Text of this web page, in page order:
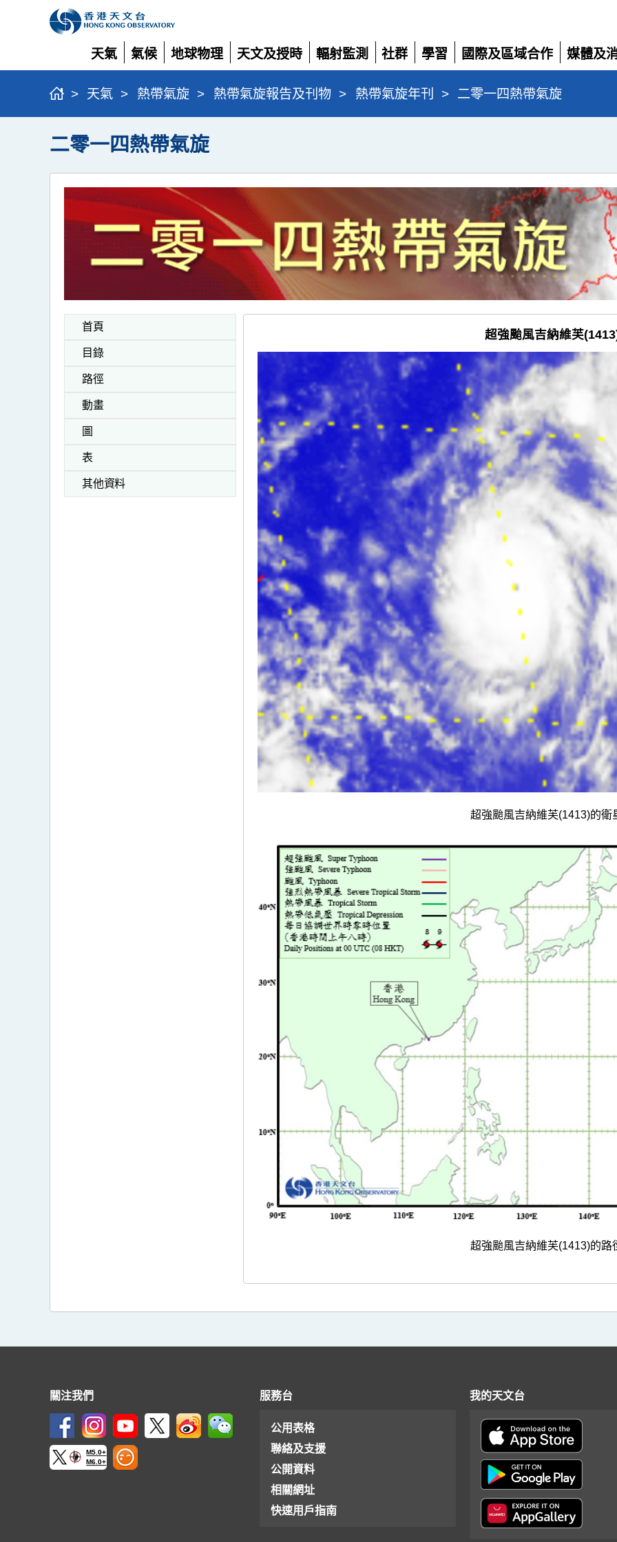
天氣
展
開
氣候
展
開
地球物理
展
開
天文及授時
展
開
輻射監測
展
開
社群
展
開
學習
展
開
國際及區域合作
展
開
媒體及
展
> 天氣 > 熱帶氣旋 > 熱帶氣旋報告及刊物 > 熱帶氣旋年刊 > 二零一四熱帶氣旋
二零一四熱帶氣旋
首頁
目錄
路徑
動畫
圖
表
其他資料
超強颱風吉納維芙
超強颱風吉納維芙(1413)的衛
超強颱風吉納維芙(1413)的路
關注我們
M5.0+
M6.0+
服務台
公用表格
聯絡及支援
公開資料
相關網址
快速用戶指南
我的天文台